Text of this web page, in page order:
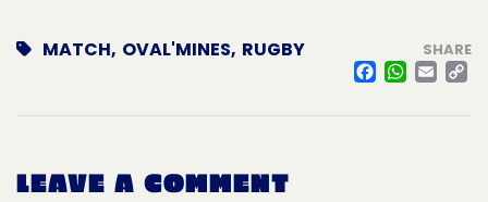
MATCH, OVAL'MINES, RUGBY SHARE
LEAVE A COMMENT